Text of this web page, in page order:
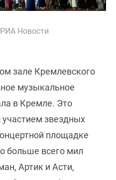
Новости
зале Кремлевского
музыкальное
в Кремле. Это
звездных
площадке
больше всего мил
Артик и Асти,